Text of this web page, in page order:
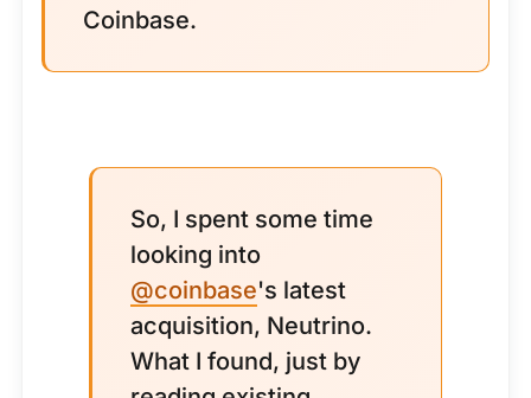
Coinbase.
So, I spent some time
looking into
@coinbase's latest
acquisition, Neutrino.
What I found, just by